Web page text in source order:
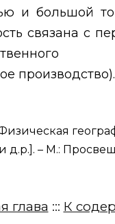
и большой
связана с
производство).
– М.:
глава ::: К